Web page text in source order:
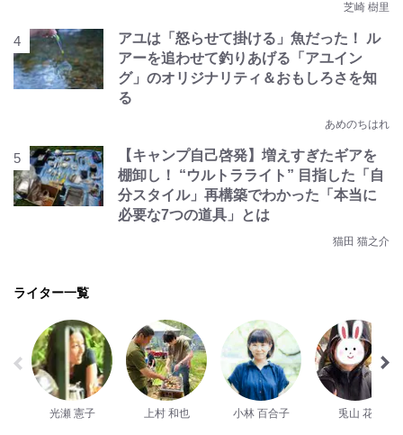
芝崎 樹里
アユは「怒らせて掛ける」魚だった！ ル
アーを追わせて釣りあげる「アユイン
グ」のオリジナリティ＆おもしろさを知
る
あめのちはれ
【キャンプ自己啓発】増えすぎたギアを
棚卸し！ “ウルトラライト” 目指した「自
分スタイル」再構築でわかった「本当に
必要な7つの道具」とは
猫田 猫之介
ライター一覧
光瀬 憲子 上村 和也 小林 百合子 兎山 花